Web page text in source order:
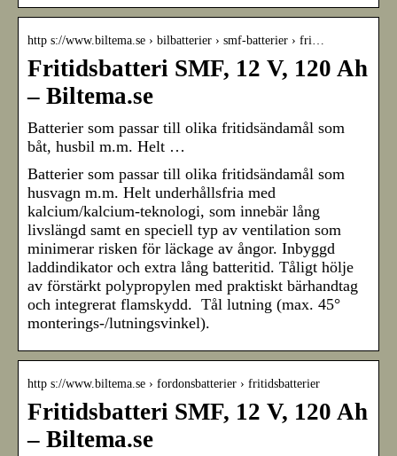
http s://www.biltema.se › bilbatterier › smf-batterier › fri…
Fritidsbatteri SMF, 12 V, 120 Ah
– Biltema.se
Batterier som passar till olika fritidsändamål som
båt, husbil m.m. Helt …
Batterier som passar till olika fritidsändamål som
husvagn m.m. Helt underhållsfria med
kalcium/kalcium-teknologi, som innebär lång
livslängd samt en speciell typ av ventilation som
minimerar risken för läckage av ångor. Inbyggd
laddindikator och extra lång batteritid. Tåligt hölje
av förstärkt polypropylen med praktiskt bärhandtag
och integrerat flamskydd. Tål lutning (max. 45°
monterings-/lutningsvinkel).
http s://www.biltema.se › fordonsbatterier › fritidsbatterier
Fritidsbatteri SMF, 12 V, 120 Ah
– Biltema.se